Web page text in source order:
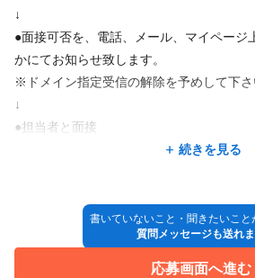
↓
●面接可否を、電話、メール、マイページ
かにてお知らせ致します。
※ドメイン指定受信の解除を予めして下さ
↓
●担当者と面接
※採用方法が変更となる場合もございます
続きを見る
書いていないこと・聞きたいこと
質問メッセージも送れ
応募画面へ進む